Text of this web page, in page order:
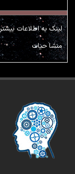
لینک به اطلاعات
منشا حیات